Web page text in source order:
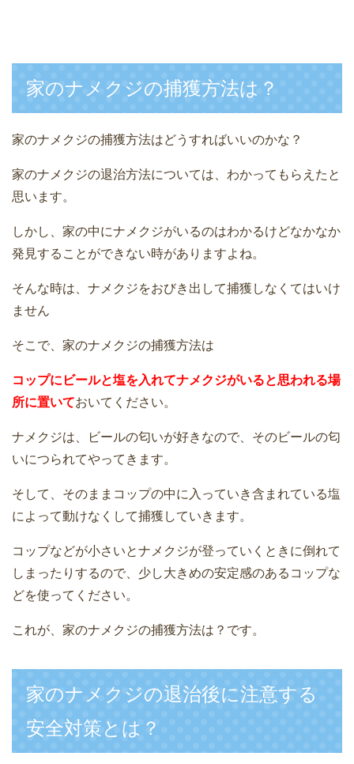
家のナメクジの捕獲方法は？
家のナメクジの捕獲方法はどうすればいいのかな？
家のナメクジの退治方法については、わかってもらえたと
思います。
しかし、家の中にナメクジがいるのはわかるけどなかなか
発見することができない時がありますよね。
そんな時は、ナメクジをおびき出して捕獲しなくてはいけ
ません
そこで、家のナメクジの捕獲方法は
コップにビールと塩を入れてナメクジがいると思われる場
所に置いておいてください。
ナメクジは、ビールの匂いが好きなので、そのビールの匂
いにつられてやってきます。
そして、そのままコップの中に入っていき含まれている塩
によって動けなくして捕獲していきます。
コップなどが小さいとナメクジが登っていくときに倒れて
しまったりするので、少し大きめの安定感のあるコップな
どを使ってください。
これが、家のナメクジの捕獲方法は？です。
家のナメクジの退治後に注意する
安全対策とは？